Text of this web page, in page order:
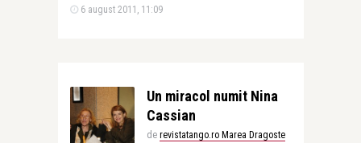
6 august 2011, 11:09
Un miracol numit Nina
Cassian
de revistatango.ro Marea Dragoste